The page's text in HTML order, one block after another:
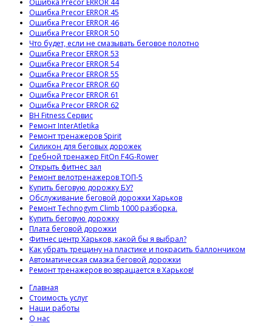
Ошибка Precor ERROR 45
Ошибка Precor ERROR 46
Ошибка Precor ERROR 50
Что будет, если не смазывать беговое полотно
Ошибка Precor ERROR 53
Ошибка Precor ERROR 54
Ошибка Precor ERROR 55
Ошибка Precor ERROR 60
Ошибка Precor ERROR 61
Ошибка Precor ERROR 62
BH Fitness Сервис
Ремонт InterAtletika
Ремонт тренажеров Spirit
Силикон для беговых дорожек
Гребной тренажер FitOn F4G-Rower
Открыть фитнес зал
Ремонт велотренажеров ТОП-5
Купить беговую дорожку БУ?
Обслуживание беговой дорожки Харьков
Ремонт Technogym Climb 1000 разборка.
Купить беговую дорожку
Плата беговой дорожки
Фитнес центр Харьков, какой бы я выбрал?
Как убрать трещину на пластике и покрасить баллончиком
Автоматическая смазка беговой дорожки
Ремонт тренажеров возвращается в Харьков!
Главная
Стоимость услуг
Наши работы
О нас